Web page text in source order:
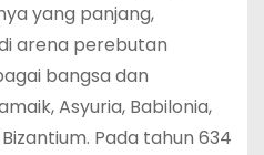
yang panjang,
arena perebutan
bangsa dan
Asyuria, Babilonia,
Pada tahun 634